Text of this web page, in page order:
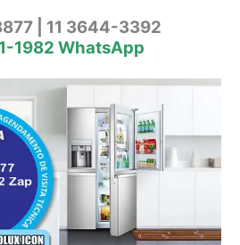
| 11 3644-3392
1982 WhatsApp